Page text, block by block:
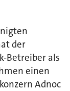
der
Betreiber als
einen
Adnoc